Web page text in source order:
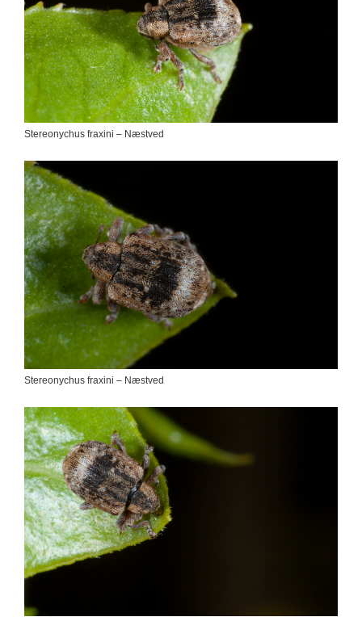
Stereonychus fraxini – Næstved
Stereonychus fraxini – Næstved